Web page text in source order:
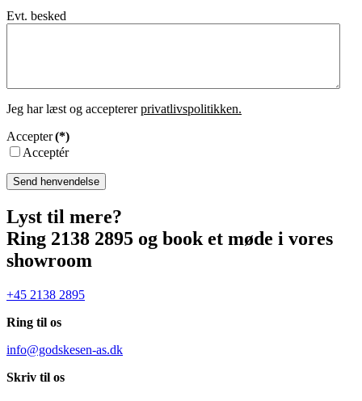
Evt. besked
Jeg har læst og acceptererprivatlivspolitikken.
Accepter(*)
Acceptér
Send henvendelse
Lyst til mere?
Ring 2138 2895 og book et møde i vores
showroom
+45 2138 2895
Ring til os
info@godskesen-as.dk
Skriv til os